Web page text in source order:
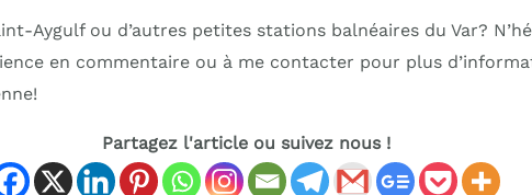
Aygulf ou d’autres petites stations balnéaires du Var?
en commentaire ou à me contacter pour plus
Partagez l'article ou suivez nous !